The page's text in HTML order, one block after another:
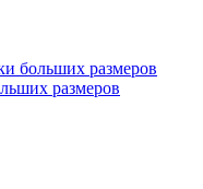
больших размеров
размеров